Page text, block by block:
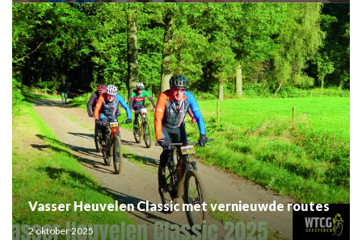
Vasser Heuvelen Classic met vernieuwde routes
2 oktober 2025